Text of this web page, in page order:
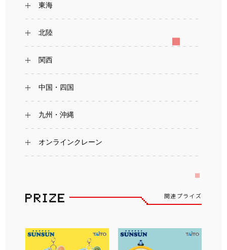
東海
北陸
関西
中国・四国
九州・沖縄
オンラインクレーン
関連プライズ